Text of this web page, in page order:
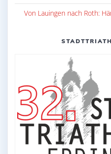
Von Lauingen nach Roth: